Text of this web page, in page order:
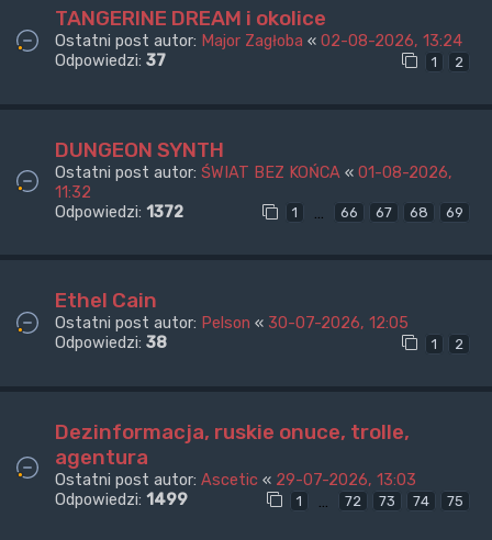
TANGERINE DREAM i okolice
Ostatni post autor: Major Zagłoba « 02-08-2026, 13:24
Odpowiedzi: 37 1 2
DUNGEON SYNTH
Ostatni post autor: ŚWIAT BEZ KOŃCA « 01-08-2026,
11:32
Odpowiedzi: 1372 1 … 66 67 68 69
Ethel Cain
Ostatni post autor: Pelson « 30-07-2026, 12:05
Odpowiedzi: 38 1 2
Dezinformacja, ruskie onuce, trolle,
agentura
Ostatni post autor: Ascetic « 29-07-2026, 13:03
Odpowiedzi: 1499 1 72 73 74 75